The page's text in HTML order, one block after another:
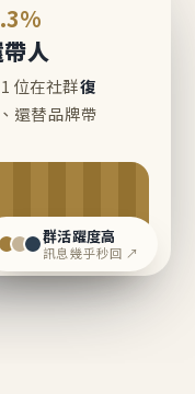
人
位在社群復
還替品牌帶
群活躍度高
訊息幾乎秒回 ↗